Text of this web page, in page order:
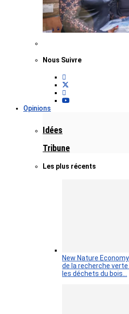
Nous Suivre
Opinions
Idées
Tribune
Les plus récents
New Nature
de la recherche
les déchets du bois…